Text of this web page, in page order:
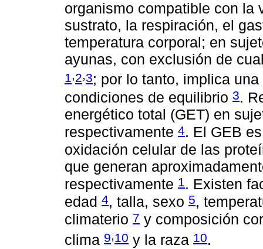
organismo compatible con la
sustrato, la respiración, el
temperatura corporal; en
ayunas, con exclusión de
1 ,2,3; por lo tanto, implica
condiciones de equilibrio 3.
energético total (GET) en
respectivamente 4. El GEB
oxidación celular de las
que generan
respectivamente 1 . Existen
edad 4, talla, sexo 5,
climaterio 7 y composición
clima 9,10 y la raza 10.